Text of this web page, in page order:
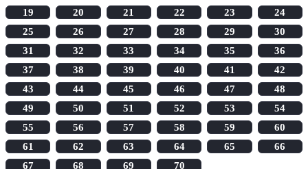
19
20 21 22 23
24
25
26 27 28 29
30
31
32 33 34 35
36
37
38 39 40 41
42
43
44 45 46 47
48
49
50 51 52 53
54
55
56 57 58 59
60
61
62 63 64 65
66
67
68 69 70